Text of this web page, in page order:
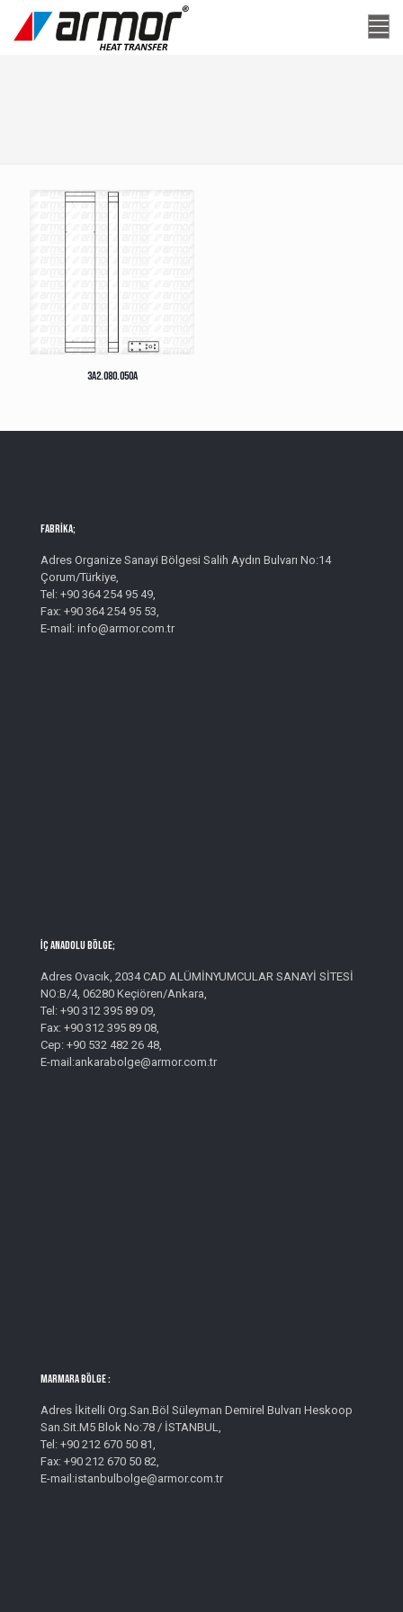
3A2.080.050A
Fabrika;
Adres Organize Sanayi Bölgesi Salih Aydın Bulvarı No:14
Çorum/Türkiye,
Tel: +90 364 254 95 49,
Fax: +90 364 254 95 53,
E-mail: info@armor.com.tr
İç Anadolu Bölge;
Adres Ovacık, 2034 CAD ALÜMİNYUMCULAR SANAYİ SİTESİ
NO:B/4, 06280 Keçiören/Ankara,
Tel: +90 312 395 89 09,
Fax: +90 312 395 89 08,
Cep: +90 532 482 26 48,
E-mail:ankarabolge@armor.com.tr
MARMARA BÖLGE :
Adres İkitelli Org.San.Böl Süleyman Demirel Bulvarı Heskoop
San.Sit.M5 Blok No:78 / İSTANBUL,
Tel: +90 212 670 50 81,
Fax: +90 212 670 50 82,
E-mail:istanbulbolge@armor.com.tr